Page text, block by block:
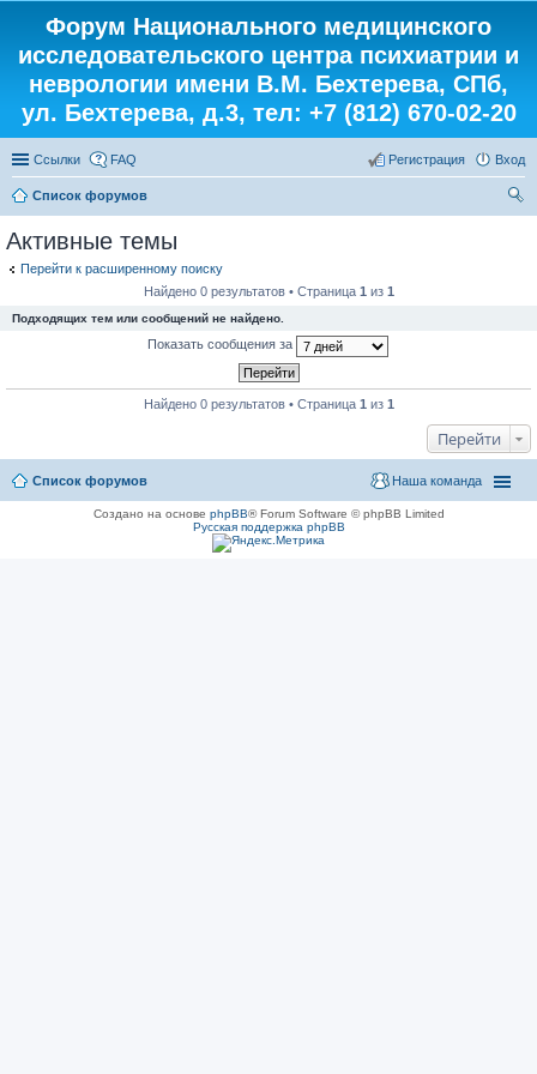
Форум Национального медицинского
исследовательского центра психиатрии и
неврологии имени В.М. Бехтерева, СПб,
ул. Бехтерева, д.3, тел: +7 (812) 670-02-20
Ссылки FAQ Вход
Регистрация
Список форумов
Активные темы
Перейти к расширенному поиску
Найдено 0 результатов • Страница 1 из 1
Подходящих тем или сообщений не найдено.
Показать сообщения за
Найдено 0 результатов • Страница 1 из 1
Перейти
Список форумов Наша команда
Создано на основе phpBB® Forum Software © phpBB Limited
Русская поддержка phpBB